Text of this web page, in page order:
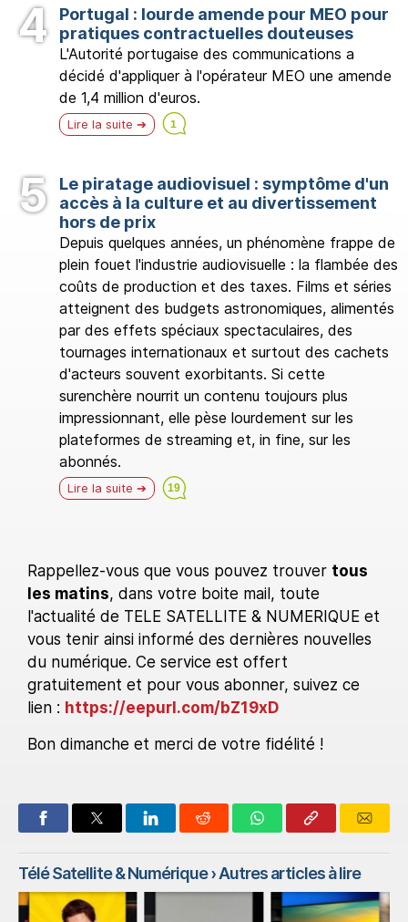
Portugal : lourde amende pour MEO pour
pratiques contractuelles douteuses
L'Autorité portugaise des communications a
décidé d'appliquer à l'opérateur MEO une amende
de 1,4 million d'euros.
Lire la suite
Le piratage audiovisuel : symptôme d'un
accès à la culture et au divertissement
hors de prix
Depuis quelques années, un phénomène frappe de
plein fouet l'industrie audiovisuelle : la flambée des
coûts de production et des taxes. Films et séries
atteignent des budgets astronomiques, alimentés
par des effets spéciaux spectaculaires, des
tournages internationaux et surtout des cachets
d'acteurs souvent exorbitants. Si cette
surenchère nourrit un contenu toujours plus
impressionnant, elle pèse lourdement sur les
plateformes de streaming et, in fine, sur les
abonnés.
Lire la suite
Rappellez-vous que vous pouvez trouver tous
les matins, dans votre boite mail, toute
l'actualité de TELE SATELLITE & NUMERIQUE et
vous tenir ainsi informé des dernières nouvelles
du numérique. Ce service est offert
gratuitement et pour vous abonner, suivez ce
lien : https://eepurl.com/bZ19xD
Bon dimanche et merci de votre fidélité !
Télé Satellite & Numérique› Autres articles à lire